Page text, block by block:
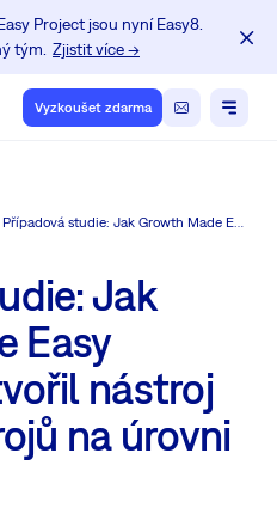
Project jsou nyní Easy8.
tým. Zjistit více →
Vyzkoušet zdarma
Případová studie: Jak Growth Made Easy Software vytvořil nástroj pro řízení zdrojů na úrovni Agile.
Jak
Easy
nástroj
na úrovni